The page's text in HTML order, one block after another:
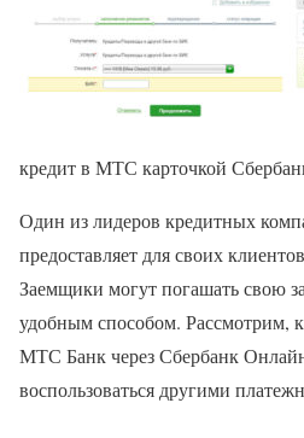
кредит в МТС карточкой
Один из лидеров кредитных
предоставляет для своих
Заемщики могут погашать свою
удобным способом. Рассмотрим,
МТС Банк через Сбербанк
воспользоваться другими